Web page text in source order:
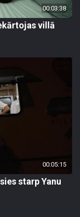
00:03:38
villā
00:05:15
starp Yanu